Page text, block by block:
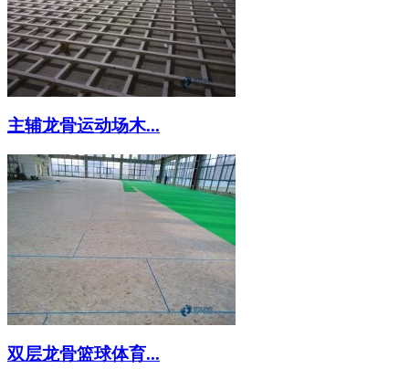
主辅龙骨运动场木...
双层龙骨篮球体育...